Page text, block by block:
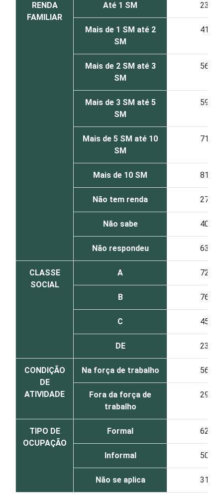
RENDA
FAMILIAR
Até 1 SM 23
Mais de 1 SM até 2
SM
41
Mais de 2 SM até 3
SM
56
Mais de 3 SM até 5
SM
59
Mais de 5 SM até 10
SM
71
Mais de 10 SM 81
Não tem renda 27
Não sabe 40
Não respondeu 63
CLASSE
SOCIAL
A 72
B 76
C 45
DE 23
CONDIÇÃO
DE
ATIVIDADE
Na força de trabalho 56
Fora da força de
trabalho
29
TIPO DE
OCUPAÇÃO
Formal 62
Informal 50
Não se aplica 31